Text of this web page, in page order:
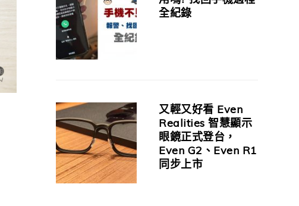
全紀錄
又輕又好看 Even
Realities 智慧顯示
眼鏡正式登台，
Even G2、Even R1
同步上市